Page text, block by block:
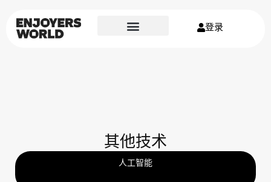
登录
其他技术
人工智能